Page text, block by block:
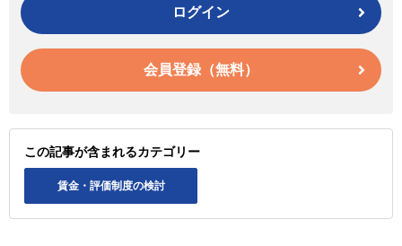
ログイン
会員登録（無料）
この記事が含まれるカテゴリー
賃金・評価制度の検討